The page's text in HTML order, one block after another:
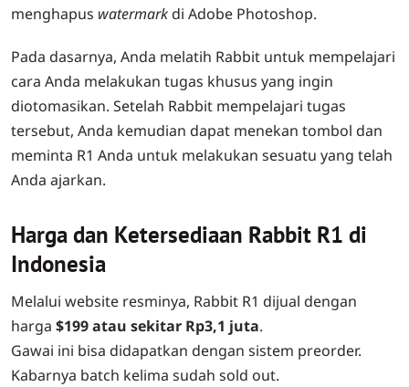
menghapus watermark di Adobe Photoshop.
Pada dasarnya, Anda melatih Rabbit untuk mempelajari
cara Anda melakukan tugas khusus yang ingin
diotomasikan. Setelah Rabbit mempelajari tugas
tersebut, Anda kemudian dapat menekan tombol dan
meminta R1 Anda untuk melakukan sesuatu yang telah
Anda ajarkan.
Harga dan Ketersediaan Rabbit R1 di
Indonesia
Melalui website resminya, Rabbit R1 dijual dengan
harga $199 atau sekitar Rp3,1 juta.
Gawai ini bisa didapatkan dengan sistem preorder.
Kabarnya batch kelima sudah sold out.